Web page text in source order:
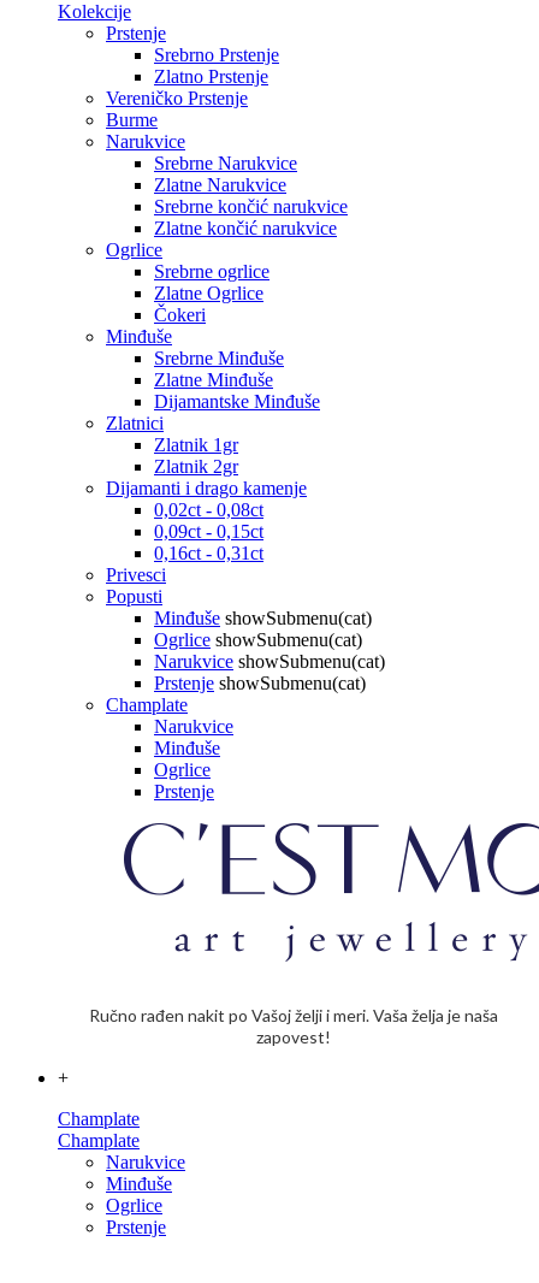
Kolekcije
Prstenje
Srebrno Prstenje
Zlatno Prstenje
Vereničko Prstenje
Burme
Narukvice
Srebrne Narukvice
Zlatne Narukvice
Srebrne končić narukvice
Zlatne končić narukvice
Ogrlice
Srebrne ogrlice
Zlatne Ogrlice
Čokeri
Minđuše
Srebrne Minđuše
Zlatne Minđuše
Dijamantske Minđuše
Zlatnici
Zlatnik 1gr
Zlatnik 2gr
Dijamanti i drago kamenje
0,02ct - 0,08ct
0,09ct - 0,15ct
0,16ct - 0,31ct
Privesci
Popusti
Minđuše showSubmenu(cat)
Ogrlice showSubmenu(cat)
Narukvice showSubmenu(cat)
Prstenje showSubmenu(cat)
Champlate
Narukvice
Minđuše
Ogrlice
Prstenje
Ručno rađen nakit po Vašoj želji i meri. Vaša želja je naša
zapovest!
+
Champlate
Champlate
Narukvice
Minđuše
Ogrlice
Prstenje